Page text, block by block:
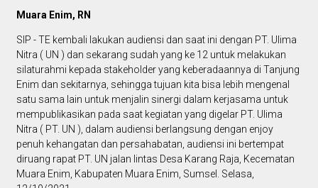
Muara Enim, RN
SIP - TE kembali lakukan audiensi dan saat ini dengan PT. Ulima
Nitra ( UN ) dan sekarang sudah yang ke 12 untuk melakukan
silaturahmi kepada stakeholder yang keberadaannya di Tanjung
Enim dan sekitarnya, sehingga tujuan kita bisa lebih mengenal
satu sama lain untuk menjalin sinergi dalam kerjasama untuk
mempublikasikan pada saat kegiatan yang digelar PT. Ulima
Nitra ( PT. UN ), dalam audiensi berlangsung dengan enjoy
penuh kehangatan dan persahabatan, audiensi ini bertempat
diruang rapat PT. UN jalan lintas Desa Karang Raja, Kecematan
Muara Enim, Kabupaten Muara Enim, Sumsel. Selasa,